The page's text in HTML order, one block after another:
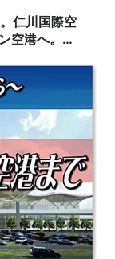
仁川国際空
空港へ。街